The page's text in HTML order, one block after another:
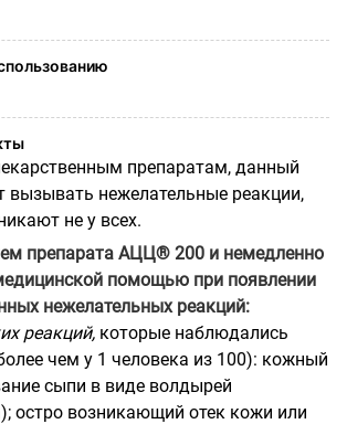
препаратам, данный
вызывать нежелательные реакции,
не у всех.
препарата АЦЦ® 200 и немедленно
помощью при появлении
нежелательных реакций:
реакций, которые наблюдались
чем у 1 человека из 100): кожный
сыпи в виде волдырей
остро возникающий отек кожи или